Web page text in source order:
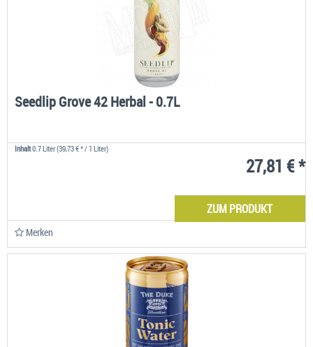
Seedlip Grove 42 Herbal - 0.7L
Inhalt0.7 Liter(39,73 € * / 1 Liter)
27,81 € *
ZUM PRODUKT
Merken